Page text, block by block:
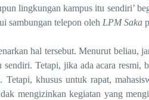
lingkungan kampus itu sendiri’
sambungan telepon oleh LPM Saka
hal tersebut. Menurut beliau,
Tetapi, jika ada acara resmi,
Tetapi, khusus untuk rapat,
mengizinkan kegiatan yang